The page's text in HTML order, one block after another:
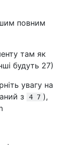
повним
там як
будуть 27)
увагу на
з 4 7 ),